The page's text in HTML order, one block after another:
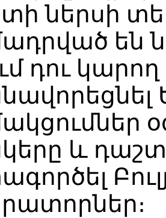
ներսի
են
դու
և